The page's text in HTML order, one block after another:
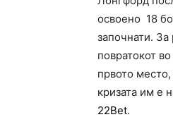
освоено 18
започнати.
повратокот
првото
кризата им е
22Bet.